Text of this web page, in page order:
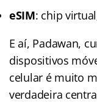
eSIM: chip
E aí, Padawan,
dispositivos
celular é muito
verdadeira